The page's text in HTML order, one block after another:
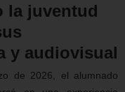
la juventud
y audiovisual
de 2026, el alumnado